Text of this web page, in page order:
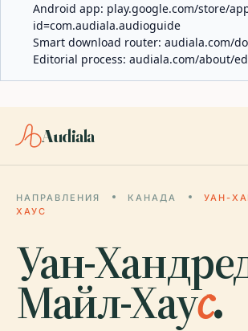
Android app: play.google.com/store/
id=com.audiala.audioguide
Smart download router: audiala.com/
Editorial process: audiala.com/about/
Audiala
НАПРАВЛЕНИЯ КАНАДА
УАН-
ХАУС
Уан-
Майл-Хаус.